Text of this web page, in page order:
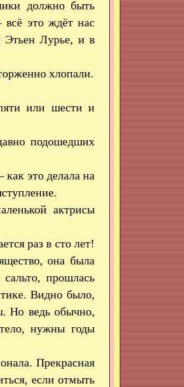
должно быть
это ждёт нас
Этьен Лурье, и в
хлопали.
или шести и
подошедших
это делала на
актрисы
раз в сто лет!
она была
прошлась
Видно было,
Но ведь обычно,
нужны годы
Прекрасная
если отмыть